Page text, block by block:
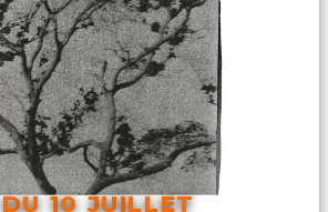
DU 10 JUILLET